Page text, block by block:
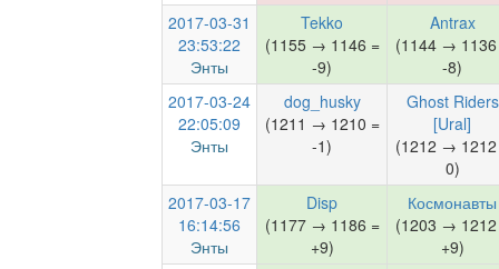
2017-03-31
23:53:22
Энты
Tekko
(1155 → 1146 =
-9)
Antrax
(1144 → 1136
-8)
2017-03-24
22:05:09
Энты
dog_husky
(1211 → 1210 =
-1)
Ghost Riders
[Ural]
(1212 → 1212
0)
2017-03-17
16:14:56
Энты
Disp
(1177 → 1186 =
+9)
Космонавты
(1203 → 1212
+9)